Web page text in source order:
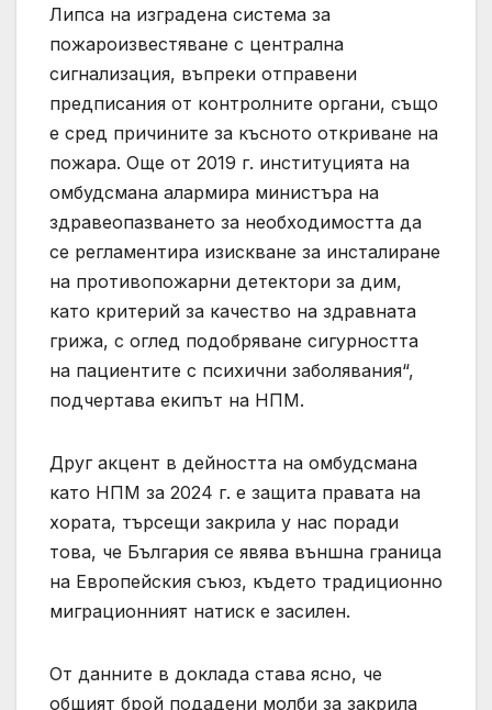
Липса на изградена система за
пожароизвестяване с централна
сигнализация, въпреки отправени
предписания от контролните органи, също
е сред причините за късното откриване на
пожара. Още от 2019 г. институцията на
омбудсмана алармира министъра на
здравеопазването за необходимостта да
се регламентира изискване за инсталиране
на противопожарни детектори за дим,
като критерий за качество на здравната
грижа, с оглед подобряване сигурността
на пациентите с психични заболявания“,
подчертава екипът на НПМ.
Друг акцент в дейността на омбудсмана
като НПМ за 2024 г. е защита правата на
хората, търсещи закрила у нас поради
това, че България се явява външна граница
на Европейския съюз, където традиционно
миграционният натиск е засилен.
От данните в доклада става ясно, че
общият брой подадени молби за закрила